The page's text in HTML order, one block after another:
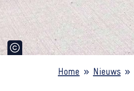
Home » Nieuws »